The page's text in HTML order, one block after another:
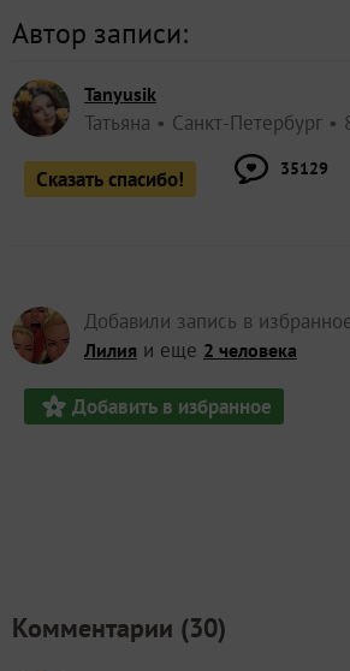
Автор записи:
Tanyusik
Татьяна Санкт-Петербург
Сказать спасибо! 35129
Добавили запись в
Лилия и еще 2 человека
Добавить в избранное
Комментарии (30)